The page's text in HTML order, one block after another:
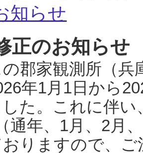
知らせ
正のお知らせ
郡家観測所（
年1月1日から
た。これに伴い
通年、1月、2月
りますので、